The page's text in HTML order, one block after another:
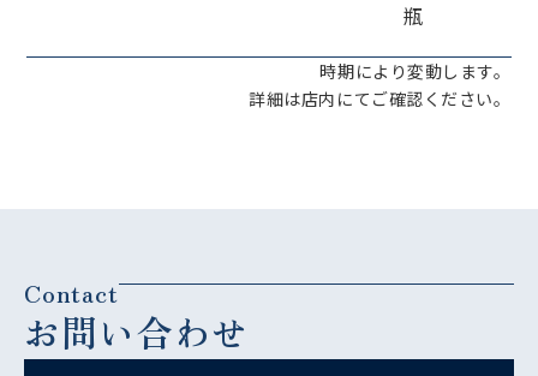
瓶
時期により変動します。
詳細は店内にてご確認ください。
Contact
お問い合わせ